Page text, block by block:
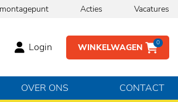
Acties Vacatures
WINKELWAGEN 0
Login
OVER ONS CONTACT